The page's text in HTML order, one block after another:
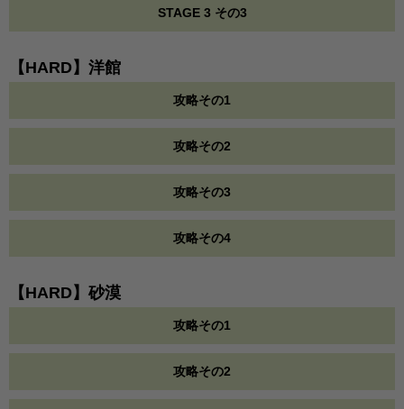
STAGE 3 その3
【HARD】洋館
攻略その1
攻略その2
攻略その3
攻略その4
【HARD】砂漠
攻略その1
攻略その2